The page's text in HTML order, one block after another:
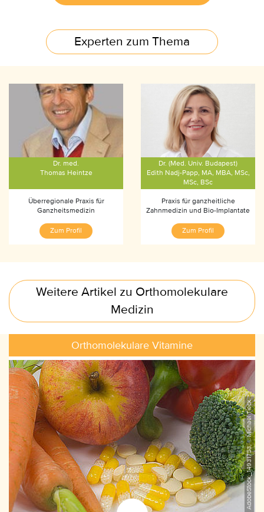
Experten zum Thema
Dr. med.
Thomas Heintze
Überregionale Praxis für
Ganzheitsmedizin
Zum Profil
Dr. (Med. Univ. Budapest)
Edith Nadj-Papp, MA, MBA, MSc,
MSc, BSc
Praxis für ganzheitliche
Zahnmedizin und Bio-Implantate
Zum Profil
Weitere Artikel zu Orthomolekulare
Medizin
Orthomolekulare Vitamine
AdobeStock_14931753, ©Michael Tieck